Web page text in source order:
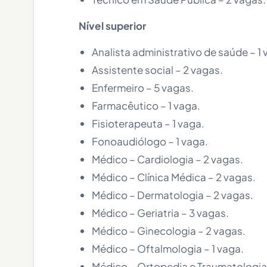
Nível superior
Analista administrativo de saúde – 1
Assistente social – 2 vagas.
Enfermeiro – 5 vagas.
Farmacêutico – 1 vaga.
Fisioterapeuta – 1 vaga.
Fonoaudiólogo – 1 vaga.
Médico – Cardiologia – 2 vagas.
Médico – Clínica Médica – 2 vagas.
Médico – Dermatologia – 2 vagas.
Médico – Geriatria – 3 vagas.
Médico – Ginecologia – 2 vagas.
Médico – Oftalmologia – 1 vaga.